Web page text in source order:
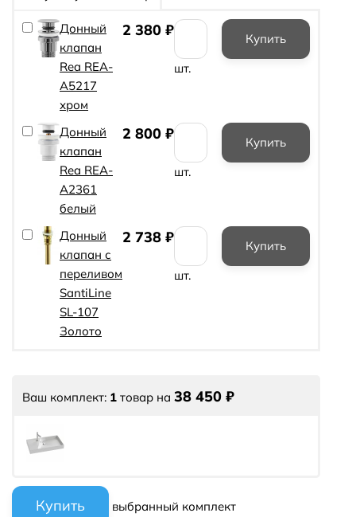
Донный
клапан
Rea REA-
A5217
хром
2 380 ₽
шт.
Донный
клапан
Rea REA-
A2361
белый
2 800 ₽
шт.
Донный
клапан с
переливом
SantiLine
SL-107
Золото
2 738 ₽
шт.
Ваш комплект: 1 товар на 38 450 ₽
выбранный комплект